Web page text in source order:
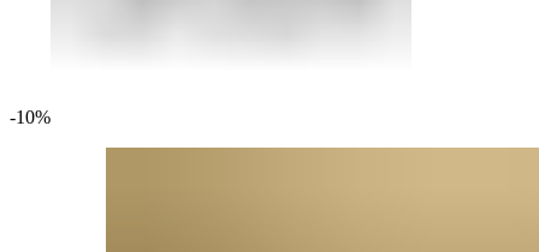
-10%